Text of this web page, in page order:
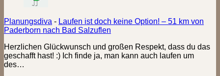
Planungsdiva - Laufen ist doch keine Option! – 51 km von
Paderborn nach Bad Salzuflen
Herzlichen Glückwunsch und großen Respekt, dass du das
geschafft hast! :) Ich finde ja, man kann auch laufen um
des…